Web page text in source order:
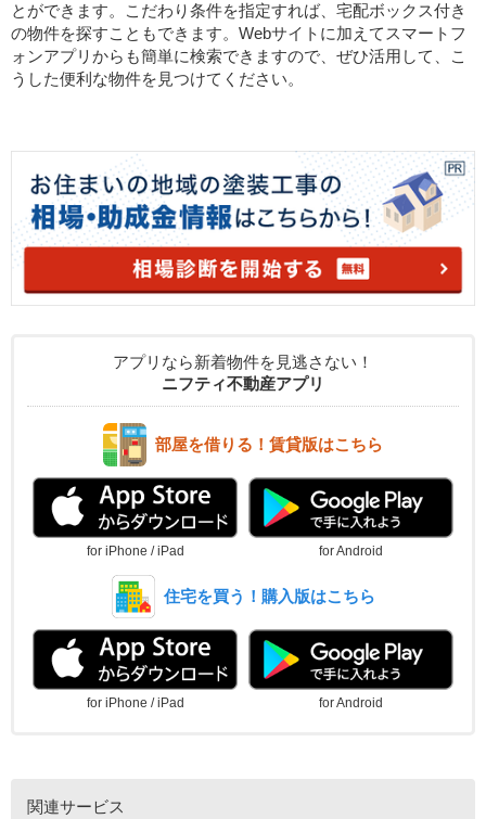
とができます。こだわり条件を指定すれば、宅配ボックス付き
の物件を探すこともできます。Webサイトに加えてスマートフ
ォンアプリからも簡単に検索できますので、ぜひ活用して、こ
うした便利な物件を見つけてください。
アプリなら新着物件を見逃さない！
ニフティ不動産アプリ
部屋を借りる！賃貸版はこちら
for iPhone / iPad for Android
住宅を買う！購入版はこちら
for iPhone / iPad for Android
関連サービス